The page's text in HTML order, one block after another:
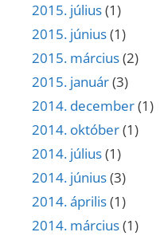
2015. július(1)
2015. június(1)
2015. március(2)
2015. január(3)
2014. december(1)
2014. október(1)
2014. július(1)
2014. június(3)
2014. április(1)
2014. március(1)